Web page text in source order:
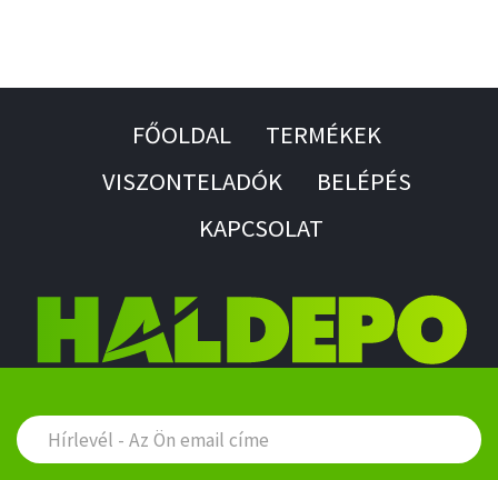
FŐOLDAL
TERMÉKEK
VISZONTELADÓK
BELÉPÉS
KAPCSOLAT